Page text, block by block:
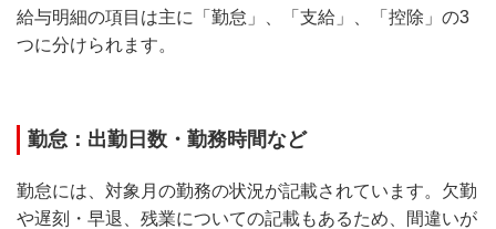
給与明細の項目は主に「勤怠」、「支給」、「控除」の3
つに分けられます。
勤怠：出勤日数・勤務時間など
勤怠には、対象月の勤務の状況が記載されています。欠勤
や遅刻・早退、残業についての記載もあるため、間違いが